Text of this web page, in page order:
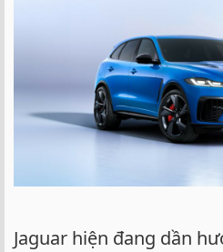
Jaguar hiện đang dần